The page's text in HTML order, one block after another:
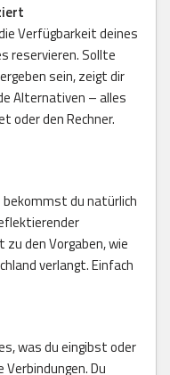
Verfügbarkeit deines
reservieren. Sollte
sein, zeigt dir
Alternativen – alles
oder den Rechner.
bekommst du natürlich
den Vorgaben, wie
verlangt. Einfach
was du eingibst oder
Du